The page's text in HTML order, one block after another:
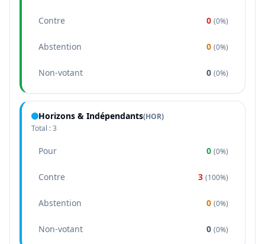
Contre 0 (0%)
Abstention 0 (0%)
Non-votant 0 (0%)
Horizons & Indépendants(HOR)
Total :3
Pour 0 (0%)
Contre 3 (100%)
Abstention 0 (0%)
Non-votant 0 (0%)